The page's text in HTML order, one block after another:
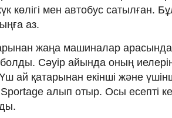
көлігі мен автобус сатылған.
аз.
жаңа машиналар
Сәуір айында оның
ай қатарынан екінші және
алып отыр. Осы есепті